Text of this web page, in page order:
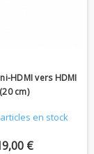
HDMI vers HDMI
(20 cm)
en stock
€